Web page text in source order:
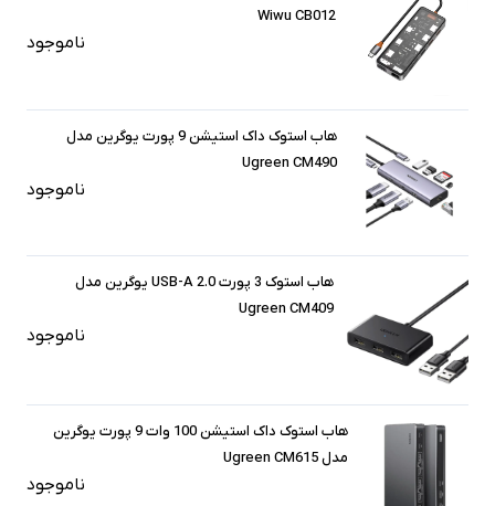
Wiwu CB012
ناموجود
هاب استوک داک استیشن 9 پورت یوگرین مدل
Ugreen CM490
ناموجود
هاب استوک 3 پورت USB-A 2.0 یوگرین مدل
Ugreen CM409
ناموجود
هاب استوک داک استیشن 100 وات 9 پورت یوگرین
مدل Ugreen CM615
ناموجود